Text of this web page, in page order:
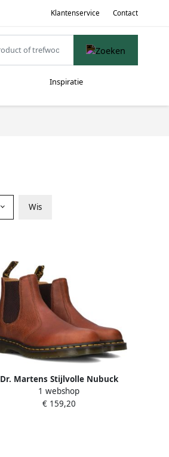
Klantenservice Contact
Inspiratie
Wis
Dr. Martens Stijlvolle Nubuck
Laarzen met Elastische
Inzetstukken
1 webshop
€ 159,20